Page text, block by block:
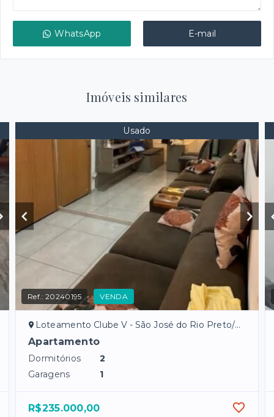
WhatsApp E-mail
Imóveis similares
Usado
Ref.:20240195 VENDA
Loteamento Clube V - São José do Rio Preto/SP
Apartamento
Dormitórios
2
Garagens
1
R$235.000,00